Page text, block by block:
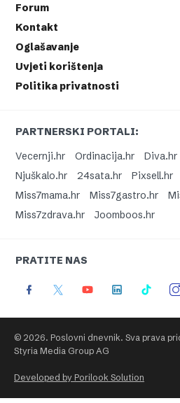
Forum
Kontakt
Oglašavanje
Uvjeti korištenja
Politika privatnosti
PARTNERSKI PORTALI:
Vecernji.hr
Ordinacija.hr Diva.hr
Njuškalo.hr
24sata.hr Pixsell.hr
Miss7mama.hr
Miss7gastro.hr
Miss7zdrava.hr
Joomboos.hr
PRATITE NAS
© 2026. Poslovni dnevnik. Sva prava
Styria Media Group AG
Developed by Porilook Solution